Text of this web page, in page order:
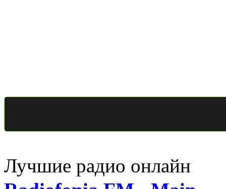
Лучшие радио онлайн